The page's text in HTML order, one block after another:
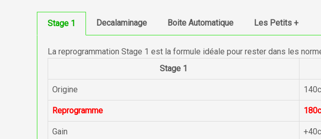
Stage 1 Decalaminage Boite Automatique Les Petits +
La reprogrammation Stage 1 est la formule idéale pour rester dans les
Stage 1
Origine
Reprogramme
Gain